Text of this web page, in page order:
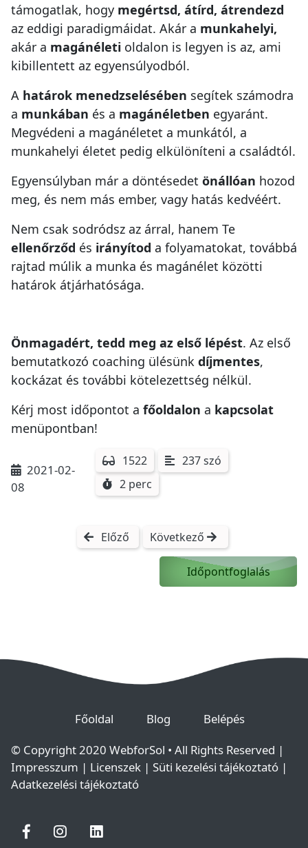
támogatlak, hogy megértsd, átírd, átrendezd
az eddigi paradigmáidat. Akár a munkahelyi,
akár a magánéleti oldalon is legyen is az, ami
kibillentett az egyensúlyodból.
A határok menedzselésében segítek számodra
a munkában és a magánéletben egyaránt.
Megvédeni a magánéletet a munkától, a
munkahelyi életet pedig elkülöníteni a családtól.
Egyensúlyban már a döntésedet önállóan hozod
meg, és nem más ember, vagy hatás kedvéért.
Nem csak sodródsz az árral, hanem Te
ellenőrződ és irányítod a folyamatokat, továbbá
rajtad múlik a munka és magánélet közötti
határok átjárhatósága.
Önmagadért, tedd meg az első lépést. Az első
bemutatkozó coaching ülésünk díjmentes,
kockázat és további kötelezettség nélkül.
Kérj most időpontot a főoldalon a kapcsolat
menüpontban!
2021-02-
08
1522
237 szó
2 perc
Előző Következő
Időpontfoglalás
Főoldal(current)Blog(current)Belépés(current)
© Copyright 2020 WebforSol • All Rights Reserved |
Impresszum | Licenszek | Süti kezelési tájékoztató |
Adatkezelési tájékoztató